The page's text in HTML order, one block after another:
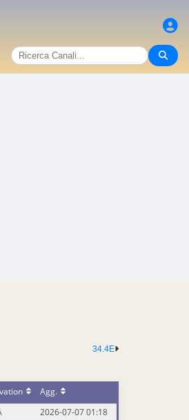
34.4E
Agg.
2026-07-07 01:18